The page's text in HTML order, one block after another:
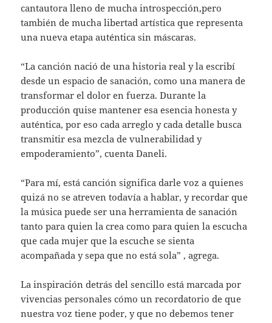
cantautora lleno de mucha introspección,pero
también de mucha libertad artística que representa
una nueva etapa auténtica sin máscaras.
“La canción nació de una historia real y la escribí
desde un espacio de sanación, como una manera de
transformar el dolor en fuerza. Durante la
producción quise mantener esa esencia honesta y
auténtica, por eso cada arreglo y cada detalle busca
transmitir esa mezcla de vulnerabilidad y
empoderamiento”, cuenta Daneli.
“Para mí, está canción significa darle voz a quienes
quizá no se atreven todavía a hablar, y recordar que
la música puede ser una herramienta de sanación
tanto para quien la crea como para quien la escucha
que cada mujer que la escuche se sienta
acompañada y sepa que no está sola” , agrega.
La inspiración detrás del sencillo está marcada por
vivencias personales cómo un recordatorio de que
nuestra voz tiene poder, y que no debemos tener